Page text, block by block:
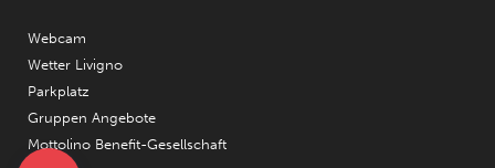
Webcam
Wetter Livigno
Parkplatz
Gruppen Angebote
Mottolino Benefit-Gesellschaft